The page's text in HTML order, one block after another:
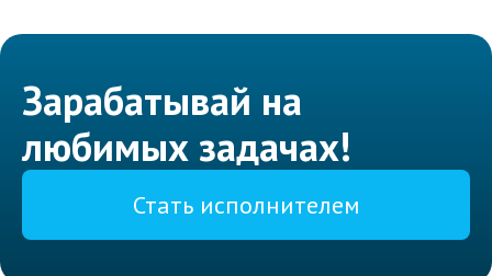
Зарабатывай на
любимых задачах!
Стать исполнителем